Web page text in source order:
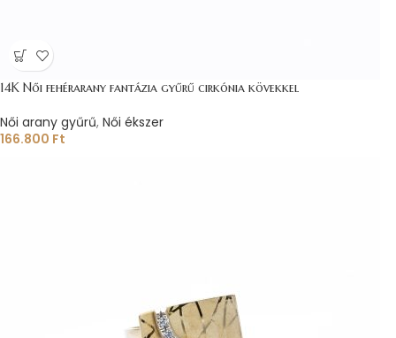
14K Női fehérarany fantázia gyűrű cirkónia kövekkel
Női arany gyűrű, Női ékszer
166.800 Ft